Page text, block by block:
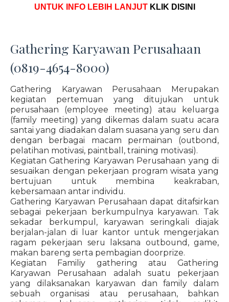
UNTUK INFO LEBIH LANJUT KLIK DISINI
Gathering Karyawan Perusahaan
(0819-4654-8000)
Gathering Karyawan Perusahaan Merupakan
kegiatan pertemuan yang ditujukan untuk
perusahaan (employee meeting) atau keluarga
(family meeting) yang dikemas dalam suatu acara
santai yang diadakan dalam suasana yang seru dan
dengan berbagai macam permainan (outbond,
pelatihan motivasi, paintball, training motivasi).
Kegiatan Gathering Karyawan Perusahaan yang di
sesuaikan dengan pekerjaan program wisata yang
bertujuan untuk membina keakraban,
kebersamaan antar individu.
Gathering Karyawan Perusahaan dapat ditafsirkan
sebagai pekerjaan berkumpulnya karyawan. Tak
sekadar berkumpul, karyawan seringkali diajak
berjalan-jalan di luar kantor untuk mengerjakan
ragam pekerjaan seru laksana outbound, game,
makan bareng serta pembagian doorprize.
Kegiatan Familiy gathering atau Gathering
Karyawan Perusahaan adalah suatu pekerjaan
yang dilaksanakan karyawan dan family dalam
sebuah organisasi atau perusahaan, bahkan